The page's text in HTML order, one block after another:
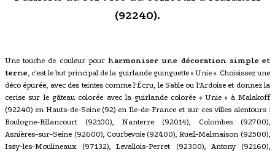
(92240).
Une touche de couleur pour harmoniser une décoration simple et
terne, c'est le but principal de la guirlande guinguette « Unie ». Choisissez une
déco épurée, avec des teintes comme l'Écru, le Sable ou l'Ardoise et donnez la
cerise sur le gâteau colorée avec la guirlande colorée « Unie » à Malakoff
(92240) en Hauts-de-Seine (92) en Ile-de-France et sur ces villes alentours :
Boulogne-Billancourt (92100), Nanterre (92014), Colombes (92700),
Asnières-sur-Seine (92600), Courbevoie (92400), Rueil-Malmaison (92500),
Issy-les-Moulineaux (97132), Levallois-Perret (92300), Antony (92160),